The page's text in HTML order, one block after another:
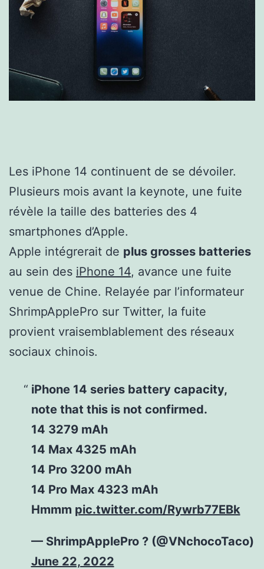
Les iPhone 14 continuent de se dévoiler.
Plusieurs mois avant la keynote, une fuite
révèle la taille des batteries des 4
smartphones d’Apple.
Apple intégrerait de plus grosses batteries
au sein des iPhone 14, avance une fuite
venue de Chine. Relayée par l’informateur
ShrimpApplePro sur Twitter, la fuite
provient vraisemblablement des réseaux
sociaux chinois.
iPhone 14 series battery capacity,
note that this is not confirmed.
14 3279 mAh
14 Max 4325 mAh
14 Pro 3200 mAh
14 Pro Max 4323 mAh
Hmmm pic.twitter.com/Rywrb77EBk
— ShrimpApplePro ? (@VNchocoTaco)
June 22, 2022